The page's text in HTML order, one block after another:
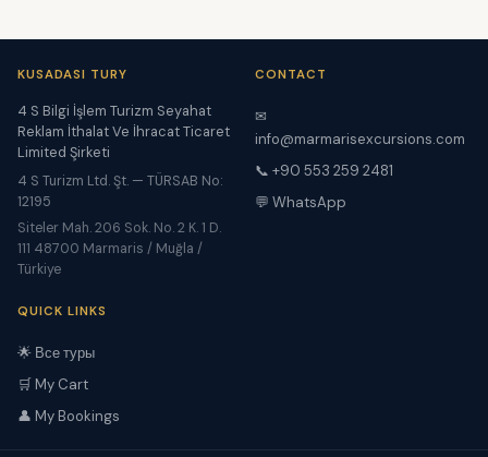
KUSADASI TURY
4 S Bilgi İşlem Turizm Seyahat
Reklam İthalat Ve İhracat Ticaret
Limited Şirketi
4 S Turizm Ltd. Şt. — TÜRSAB No:
12195
Siteler Mah. 206 Sok. No. 2 K. 1 D.
111 48700 Marmaris / Muğla /
Türkiye
CONTACT
✉
info@marmarisexcursions.com
📞 +90 553 259 2481
💬 WhatsApp
QUICK LINKS
🌟 Все туры
🛒 My Cart
👤 My Bookings